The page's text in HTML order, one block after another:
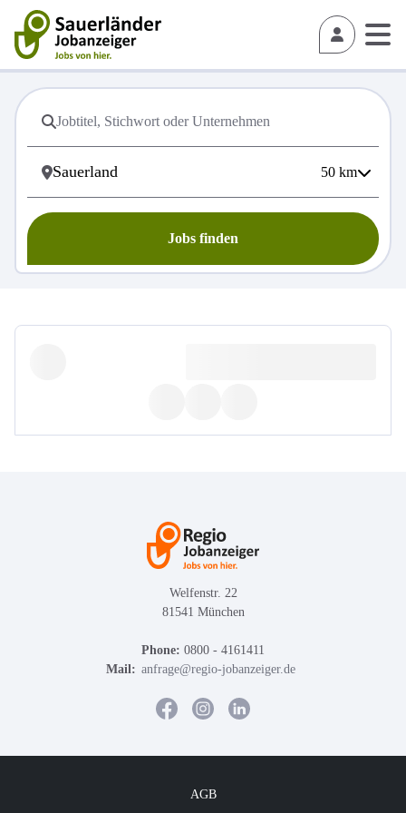
50 km
Jobs finden
Welfenstr. 22
81541 München
Phone: 0800 - 4161411
Mail: anfrage@regio-jobanzeiger.de
AGB